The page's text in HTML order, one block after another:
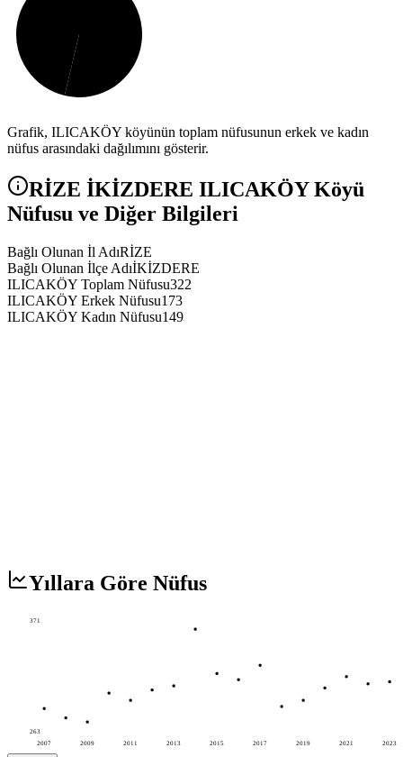
Grafik, ILICAKÖY köyünün toplam nüfusunun erkek ve kadın
nüfus arasındaki dağılımını gösterir.
RİZE İKİZDERE ILICAKÖYKöyü
Nüfusu ve Diğer Bilgileri
Bağlı Olunan İl AdıRİZE
Bağlı Olunan İlçe AdıİKİZDERE
ILICAKÖY Toplam Nüfusu322
ILICAKÖY Erkek Nüfusu173
ILICAKÖY Kadın Nüfusu149
Yıllara Göre Nüfus
2007 2009 2011 2013 2015 2017 2019 2021 2023
371
263